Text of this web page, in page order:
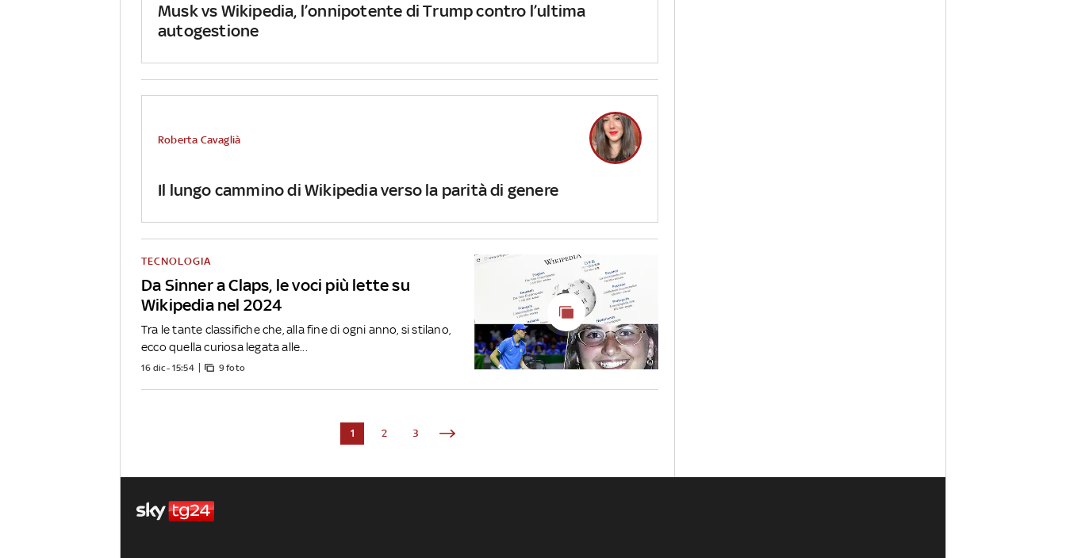
Musk vs Wikipedia, l’onnipotente di Trump contro l’ultima
autogestione
Il lungo cammino di Wikipedia verso la parità di genere
Roberta Cavaglià
Da Sinner a Claps, le voci più lette su
Wikipedia nel 2024
TECNOLOGIA
Tra le tante classifiche che, alla fine di ogni anno, si stilano,
ecco quella curiosa legata alle...
16 dic - 15:54 9 foto
1 2 3